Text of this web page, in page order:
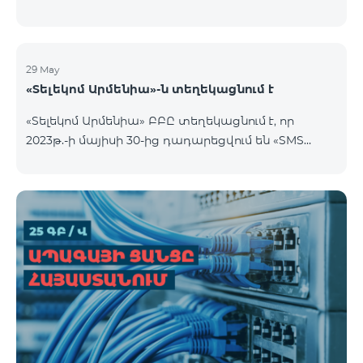
29 May
«Տելեկոմ Արմենիա»-ն տեղեկացնում է
«Տելեկոմ Արմենիա» ԲԲԸ տեղեկացնում է, որ
2023թ.-ի մայիսի 30-ից դադարեցվում են «SMS